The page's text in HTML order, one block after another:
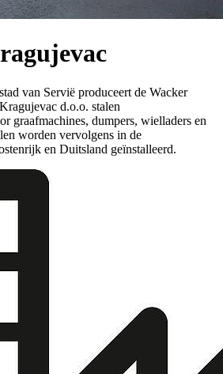
van Servië produceert de Wacker
d.o.o. stalen
graafmachines, dumpers, wielladers en
worden vervolgens in de
en Duitsland geïnstalleerd.